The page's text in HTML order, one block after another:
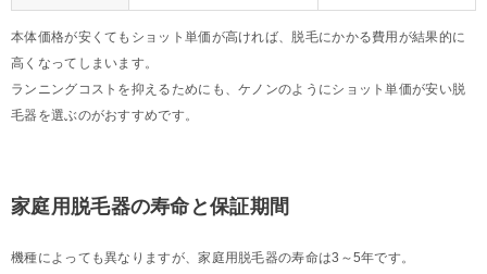
本体価格が安くてもショット単価が高ければ、脱毛にかかる費用が結果的に
高くなってしまいます。
ランニングコストを抑えるためにも、ケノンのようにショット単価が安い脱
毛器を選ぶのがおすすめです。
家庭用脱毛器の寿命と保証期間
機種によっても異なりますが、家庭用脱毛器の寿命は3～5年です。